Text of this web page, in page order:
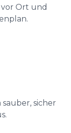
Ort und
sicher